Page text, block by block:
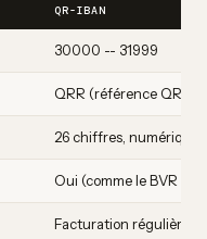
QR-IBAN
30000 -- 31999
QRR (référence QR)
26 chiffres, numérique
Oui (comme le BVR
Facturation régulière